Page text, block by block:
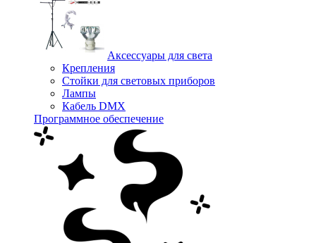
Аксессуары для света
Крепления
Стойки для световых приборов
Лампы
Кабель DMX
Программное обеспечение